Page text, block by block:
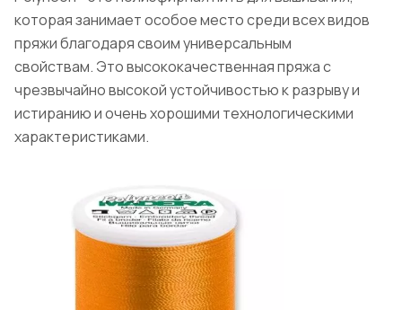
которая занимает особое место среди всех видов
пряжи благодаря своим универсальным
свойствам. Это высококачественная пряжа с
чрезвычайно высокой устойчивостью к разрыву и
истиранию и очень хорошими технологическими
характеристиками.